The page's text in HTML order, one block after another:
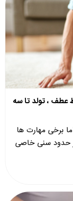
عطف ، تولد تا سه
برخی مهارت ها
حدود سنی خاصی